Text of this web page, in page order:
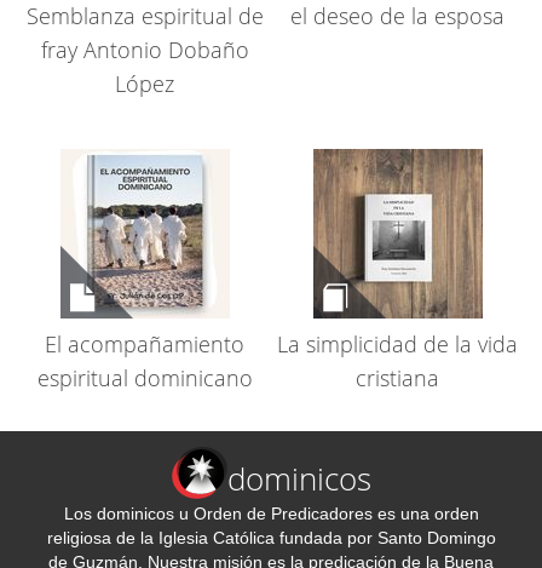
Semblanza espiritual de
fray Antonio Dobaño
López
el deseo de la esposa
El acompañamiento
espiritual dominicano
La simplicidad de la vida
cristiana
dominicos
Los dominicos u Orden de Predicadores es una orden
religiosa de la Iglesia Católica fundada por Santo Domingo
de Guzmán. Nuestra misión es la predicación de la Buena